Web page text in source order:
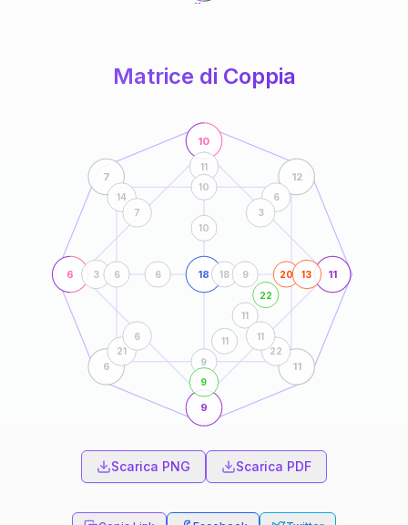
60
Matrice di Coppia
6
10
11
9
18
7 12
6 11
9
11
11
22
20
3
11
13
9
6
10
18 9
6
10
14
7
6
3
21
6
22
11
Scarica PNG Scarica PDF